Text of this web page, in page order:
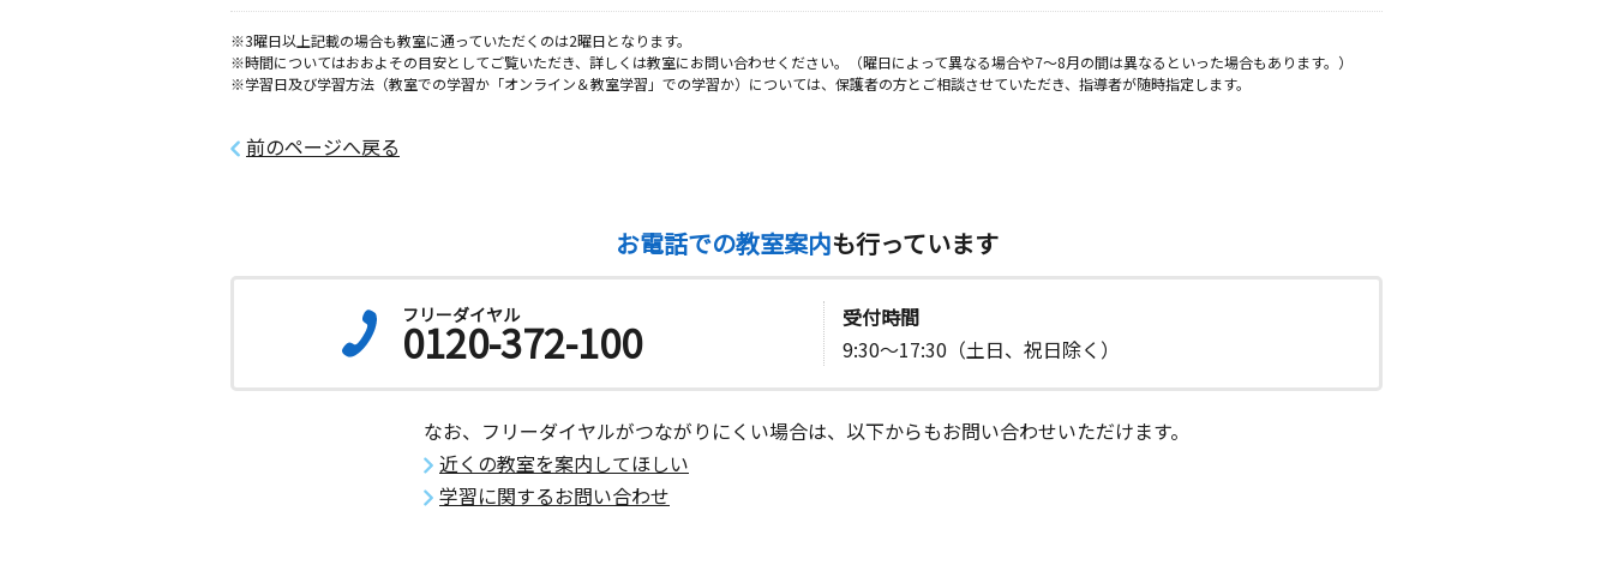
りぶら教室
月 火 水 木 金 土
日
3歳～高校生
愛知県岡崎市康生通西４丁目７１番地 岡崎市図
六名教室
火 木 金 土
日
愛知県岡崎市上六名町３－６－２０
広幡教室
水 木 金 土
日
3歳～高校生
※3曜日以上記載の場合も教室に通っていただくのは2曜日となります。
※時間についてはおおよその目安としてご覧いただき、詳しくは教室にお問い合わせください。（曜日によって異なる場合や7～8月の間は異なるといった場合もあります。）
※学習日及び学習方法（教室での学習か「オンライン＆教室学習」での学習か）については、保護者の方とご相談させていただき、指導者が随時指定します。
前のページへ戻る
お電話での教室案内も行っています
フリーダイヤル
0120-372-100
受付時間
9:30～17:30（土日、祝日除く）
なお、フリーダイヤルがつながりにくい場合は、以下からもお問い合わせいただけます。
近くの教室を案内してほしい
学習に関するお問い合わせ